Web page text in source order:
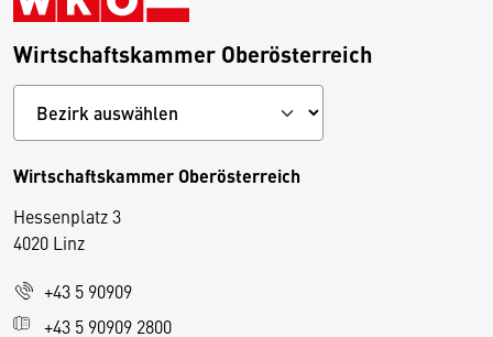
Wirtschaftskammer Oberösterreich
Wirtschaftskammer Oberösterreich
Hessenplatz 3
4020 Linz
+43 5 90909
+43 5 90909 2800
D